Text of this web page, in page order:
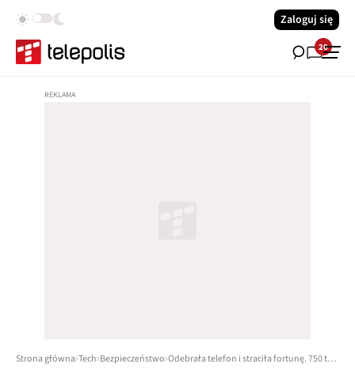
Zaloguj się
20
Strona główna Tech Bezpieczeństwo Odebrała telefon i straciła fortunę. 750 tys. zł zniknęło